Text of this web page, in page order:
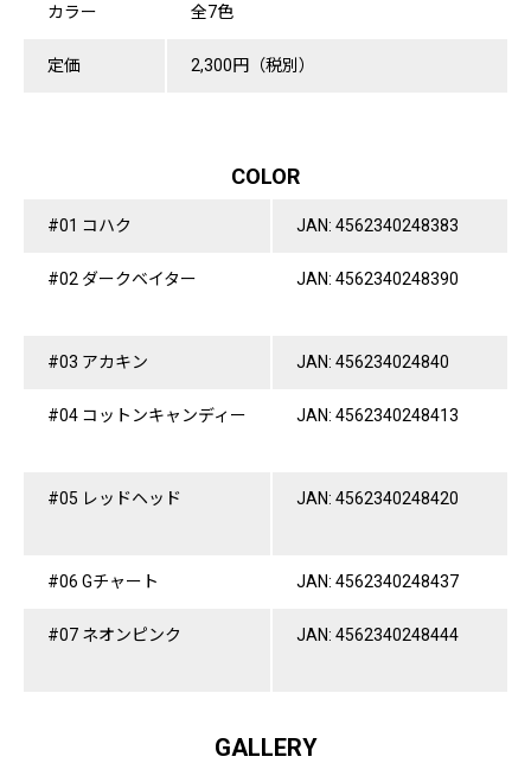
カラー 全7色
定価 2,300円（税別）
COLOR
#01 コハク JAN: 4562340248383
#02 ダークベイター JAN: 4562340248390
#03 アカキン JAN: 456234024840
#04 コットンキャンディー JAN: 4562340248413
#05 レッドヘッド JAN: 4562340248420
#06 Gチャート JAN: 4562340248437
#07 ネオンピンク JAN: 4562340248444
GALLERY